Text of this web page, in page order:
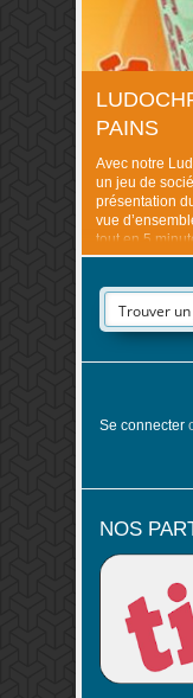
PAINS
Avec notre
un jeu de
présentation
vue
tout en 5
Se connecter
NOS